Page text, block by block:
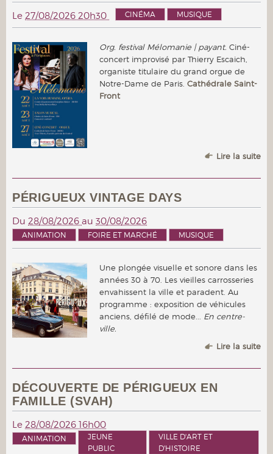
Le 27/08/2026 20h30 CINÉMA MUSIQUE
Org. festival Mélomanie | payant. Ciné-
concert improvisé par Thierry Escaich,
organiste titulaire du grand orgue de
Notre-Dame de Paris. Cathédrale Saint-
Front
Lire la suite
PÉRIGUEUX VINTAGE DAYS
Du 28/08/2026 au 30/08/2026
ANIMATION FOIRE ET MARCHÉ MUSIQUE
Une plongée visuelle et sonore dans les
années 30 à 70. Les vieilles carrosseries
envahissent la ville et paradent. Au
programme : exposition de véhicules
anciens, défilé de mode...
En centre-
ville.
Lire la suite
DÉCOUVERTE DE PÉRIGUEUX EN
FAMILLE (SVAH)
Le 28/08/2026 16h00
ANIMATION
JEUNE
PUBLIC
VILLE D'ART ET
D'HISTOIRE